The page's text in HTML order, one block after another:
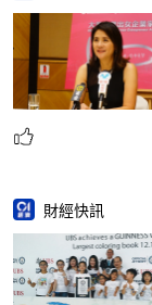
財經快訊